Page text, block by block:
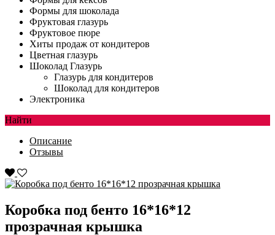
Формы для шоколада
Фруктовая глазурь
Фруктовое пюре
Хиты продаж от кондитеров
Цветная глазурь
Шоколад Глазурь
Глазурь для кондитеров
Шоколад для кондитеров
Электроника
Найти
Описание
Отзывы
Коробка под бенто 16*16*12
прозрачная крышка